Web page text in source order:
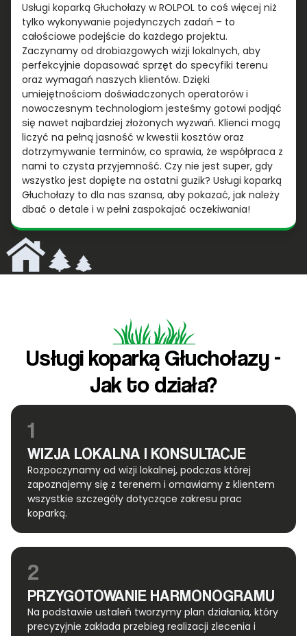
Usługi koparką Głuchołazy w ROLPOL to coś więcej niż
tylko wykonywanie pojedynczych zadań – to
całościowe podejście do każdego projektu.
Zaczynamy od drobiazgowych wizji lokalnych, aby
perfekcyjnie dopasować sprzęt do specyfiki terenu
oraz wymagań naszych klientów. Dzięki
umiejętnościom doświadczonych operatorów i
nowoczesnym technologiom jesteśmy gotowi podjąć
się nawet najbardziej złożonych wyzwań. Klienci mogą
liczyć na pełną jasność w kwestii kosztów oraz
dotrzymywanie terminów, co sprawia, że współpraca z
nami to czysta przyjemność. Czy nie jest super, gdy
wszystko jest dopięte na ostatni guzik? Usługi koparką
Głuchołazy to dla nas szansa, aby pokazać, jak należy
dbać o detale i w pełni zaspokajać oczekiwania!
Usługi koparką Głuchołazy -
Jak to działa?
1
WIZJA LOKALNA I KONSULTACJE
Rozpoczynamy od wizji lokalnej, podczas której
zapoznajemy się z terenem i omawiamy z klientem
wszystkie szczegóły dotyczące zakresu prac
koparką.
2
PRZYGOTOWANIE HARMONOGRAMU
Na podstawie ustaleń tworzymy plan działania, który
precyzyjnie zakłada przebieg realizacji zlecenia i